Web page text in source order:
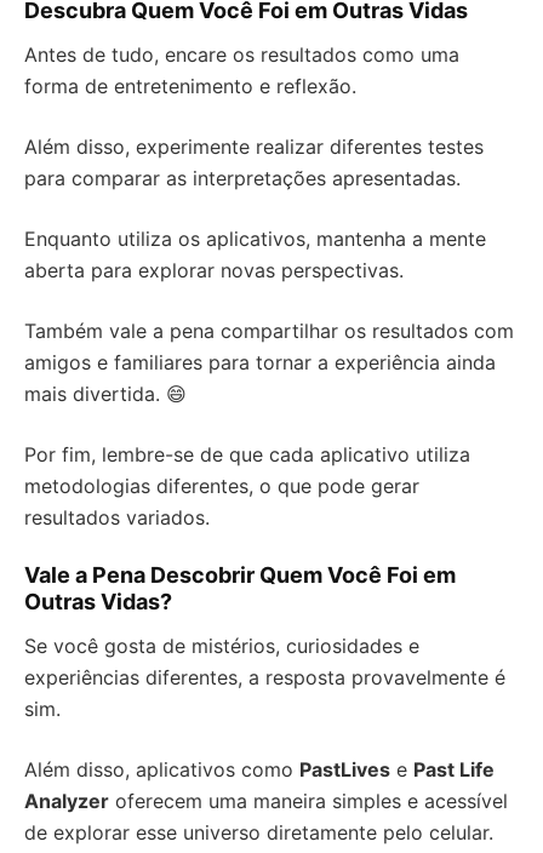
Descubra Quem Você Foi em Outras Vidas
Antes de tudo, encare os resultados como uma
forma de entretenimento e reflexão.
Além disso, experimente realizar diferentes testes
para comparar as interpretações apresentadas.
Enquanto utiliza os aplicativos, mantenha a mente
aberta para explorar novas perspectivas.
Também vale a pena compartilhar os resultados com
amigos e familiares para tornar a experiência ainda
mais divertida. 😄
Por fim, lembre-se de que cada aplicativo utiliza
metodologias diferentes, o que pode gerar
resultados variados.
Vale a Pena Descobrir Quem Você Foi em
Outras Vidas?
Se você gosta de mistérios, curiosidades e
experiências diferentes, a resposta provavelmente é
sim.
Além disso, aplicativos como PastLives e Past Life
Analyzer oferecem uma maneira simples e acessível
de explorar esse universo diretamente pelo celular.